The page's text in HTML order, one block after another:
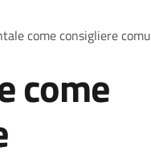
come consigliere
come